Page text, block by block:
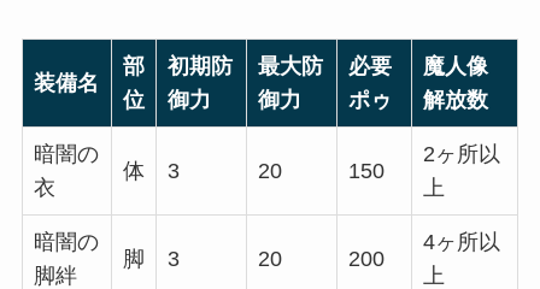
装備名
部
位
初期防
御力
最大防
御力
必要
ポゥ
魔人像
解放数
暗闇の
衣
体 3 20 150
2ヶ所以
上
暗闇の
脚絆
脚 3 20 200
4ヶ所以
上